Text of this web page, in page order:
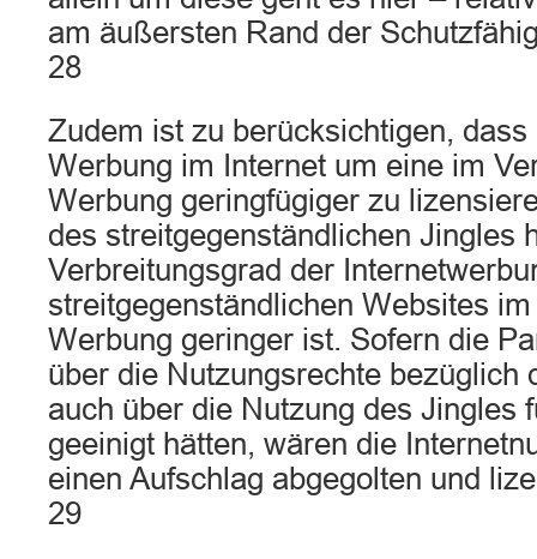
am äußersten Rand der
28
Zudem ist zu berücksichtigen,
Werbung im Internet um eine im
Werbung geringfügiger zu
des streitgegenständlichen Jingles
Verbreitungsgrad der
streitgegenständlichen Websites
Werbung geringer ist. Sofern die
über die Nutzungsrechte bezüglich
auch über die Nutzung des Jingles
geeinigt hätten, wären die
einen Aufschlag abgegolten und
29